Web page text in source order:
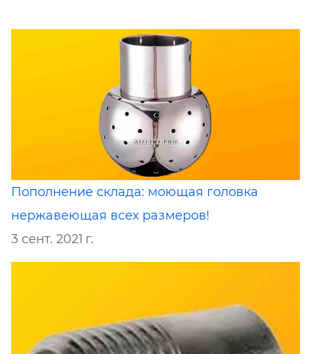
Пополнение склада: моющая головка
нержавеющая всех размеров!
3 сент. 2021 г.